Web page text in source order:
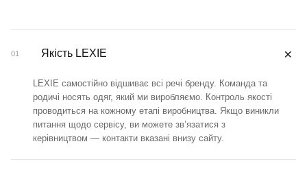
01 Якість LEXIE ＋
LEXIE самостійно відшиває всі речі бренду. Команда та
родичі носять одяг, який ми виробляємо. Контроль якості
проводиться на кожному етапі виробництва. Якщо виникли
питання щодо сервісу, ви можете зв’язатися з
керівництвом — контакти вказані внизу сайту.